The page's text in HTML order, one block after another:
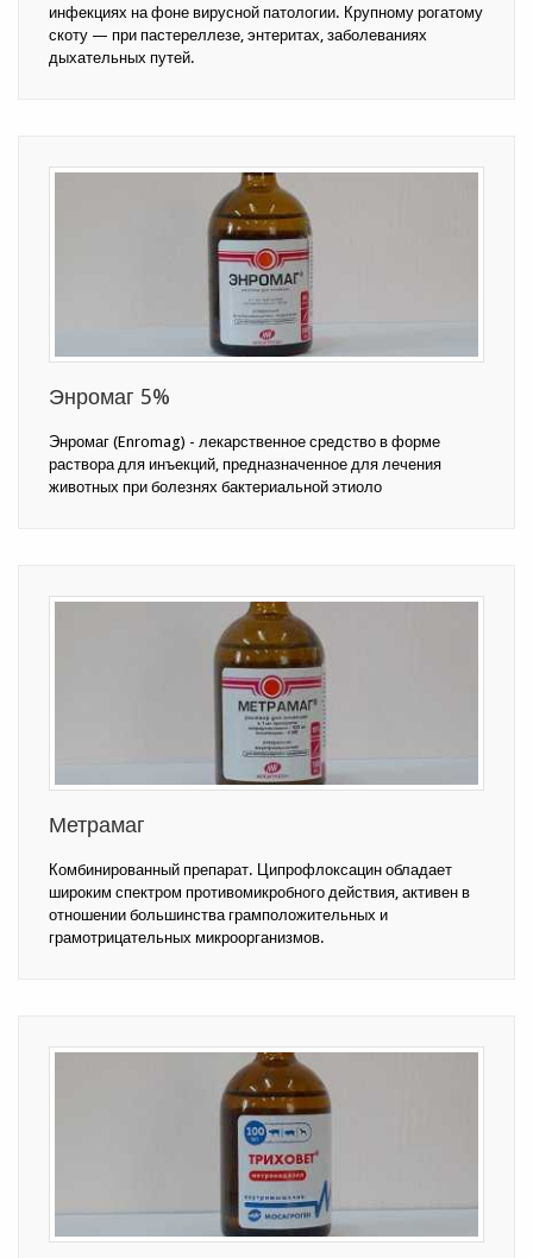
инфекциях на фоне вирусной патологии. Крупному рогатому
скоту — при пастереллезе, энтеритах, заболеваниях
дыхательных путей.
Энромаг 5%
Энромаг (Enromag) - лекарственное средство в форме
раствора для инъекций, предназначенное для лечения
животных при болезнях бактериальной этиоло
Метрамаг
Комбинированный препарат. Ципрофлоксацин обладает
широким спектром противомикробного действия, активен в
отношении большинства грамположительных и
грамотрицательных микроорганизмов.